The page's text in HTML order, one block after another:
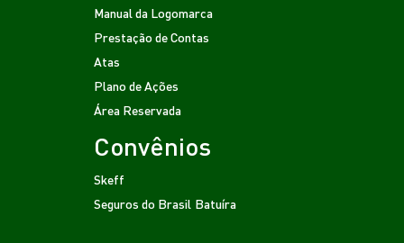
Manual da Logomarca
Prestação de Contas
Atas
Plano de Ações
Área Reservada
Convênios
Skeff
Seguros do Brasil Batuíra